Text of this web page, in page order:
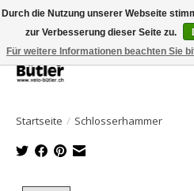
Große Auswahl an Produkten und
Startseite / Schlosserhammer
Durch die Nutzung unserer Webseite
zur Verbesserung dieser Seite zu.
Für weitere Informationen beachten Sie